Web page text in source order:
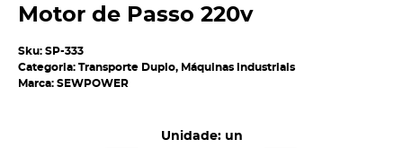
Motor de Passo 220v
Sku: SP-333
Categoria: Transporte Duplo, Máquinas industriais
Marca: SEWPOWER
Unidade: un